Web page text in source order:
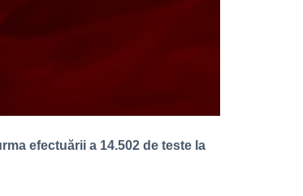
efectuării a 14.502 de teste la